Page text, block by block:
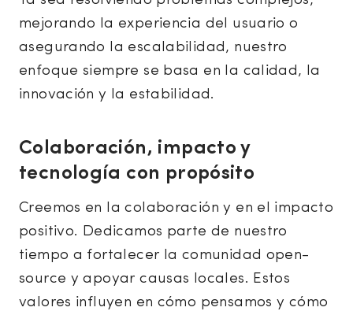
mejorando la experiencia del usuario o
asegurando la escalabilidad, nuestro
enfoque siempre se basa en la calidad, la
innovación y la estabilidad.
Colaboración, impacto y
tecnología con propósito
Creemos en la colaboración y en el impacto
positivo. Dedicamos parte de nuestro
tiempo a fortalecer la comunidad open-
source y apoyar causas locales. Estos
valores influyen en cómo pensamos y cómo